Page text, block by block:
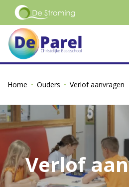
Home Ouders Verlof aanvragen
Verlof